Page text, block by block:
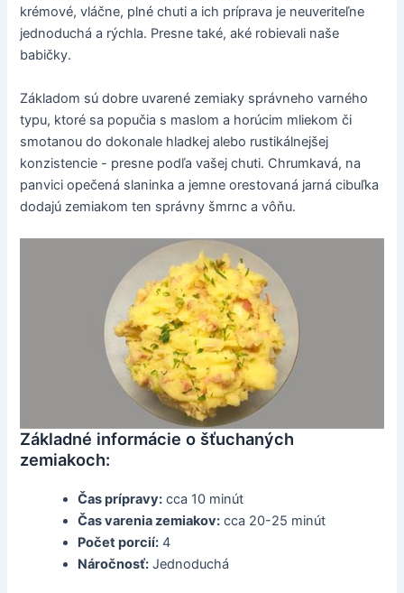
krémové, vláčne, plné chuti a ich príprava je neuveriteľne
jednoduchá a rýchla. Presne také, aké robievali naše
babičky.
Základom sú dobre uvarené zemiaky správneho varného
typu, ktoré sa popučia s maslom a horúcim mliekom či
smotanou do dokonale hladkej alebo rustikálnejšej
konzistencie - presne podľa vašej chuti. Chrumkavá, na
panvici opečená slaninka a jemne orestovaná jarná cibuľka
dodajú zemiakom ten správny šmrnc a vôňu.
Základné informácie o šťuchaných
zemiakoch:
Čas prípravy: cca 10 minút
Čas varenia zemiakov: cca 20-25 minút
Počet porcií: 4
Náročnosť: Jednoduchá